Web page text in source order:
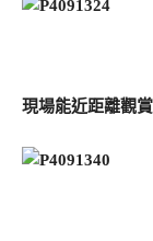
現場能近距離觀